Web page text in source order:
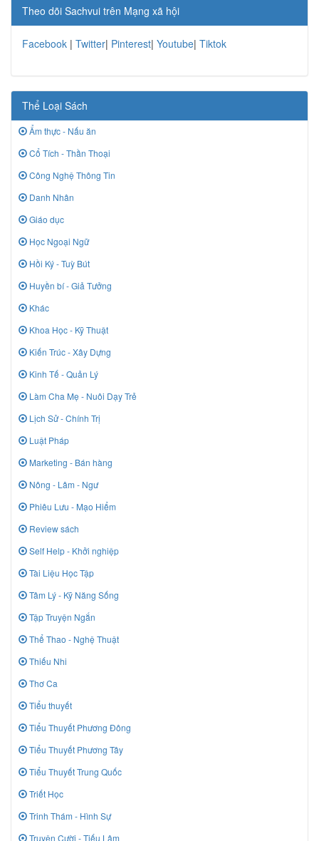
Theo dõi Sachvui trên Mạng xã hội
Facebook | Twitter| Pinterest| Youtube| Tiktok
Thể Loại Sách
Ẩm thực - Nấu ăn
Cổ Tích - Thần Thoại
Công Nghệ Thông Tin
Danh Nhân
Giáo dục
Học Ngoại Ngữ
Hồi Ký - Tuỳ Bút
Huyền bí - Giả Tưởng
Khác
Khoa Học - Kỹ Thuật
Kiến Trúc - Xây Dựng
Kinh Tế - Quản Lý
Làm Cha Mẹ - Nuôi Dạy Trẻ
Lịch Sử - Chính Trị
Luật Pháp
Marketing - Bán hàng
Nông - Lâm - Ngư
Phiêu Lưu - Mạo Hiểm
Review sách
Self Help - Khởi nghiệp
Tài Liệu Học Tập
Tâm Lý - Kỹ Năng Sống
Tập Truyện Ngắn
Thể Thao - Nghệ Thuật
Thiếu Nhi
Thơ Ca
Tiểu thuyết
Tiểu Thuyết Phương Đông
Tiểu Thuyết Phương Tây
Tiểu Thuyết Trung Quốc
Triết Học
Trinh Thám - Hình Sự
Truyện Cười - Tiếu Lâm